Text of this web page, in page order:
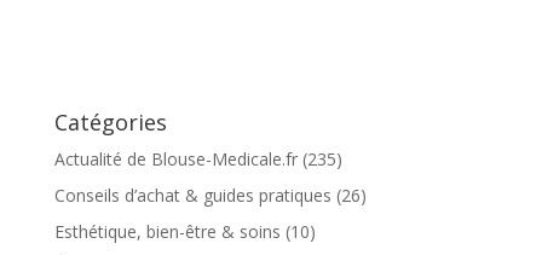
Catégories
Actualité de Blouse-Medicale.fr(235)
Conseils d’achat & guides pratiques (26)
Esthétique, bien-être & soins (10)